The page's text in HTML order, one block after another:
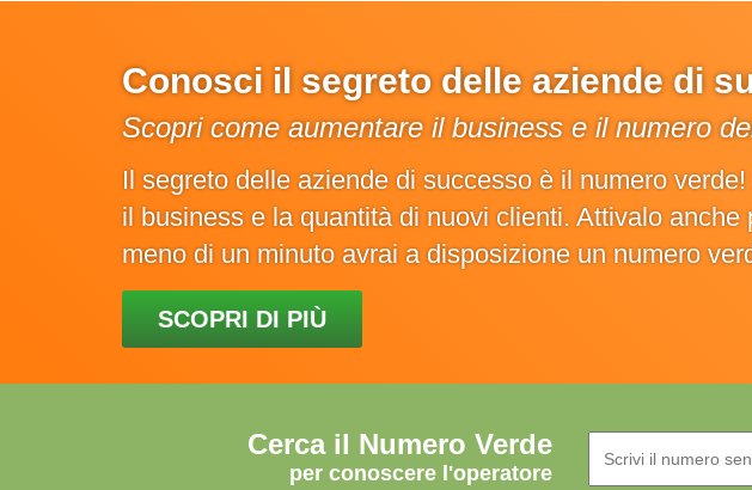
Conosci il segreto delle aziende di
Scopri come aumentare il business e il numero
Il segreto delle aziende di successo è il numero
il business e la quantità di nuovi clienti. Attivalo
meno di un minuto avrai a disposizione un numero
SCOPRI DI PIÙ
Cerca il Numero Verde
per conoscere l'operatore